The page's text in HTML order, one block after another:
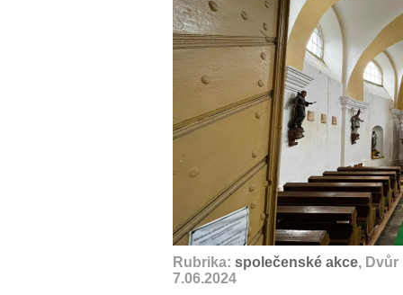
Rubrika: společenské akce, Dvůr
7.06.2024